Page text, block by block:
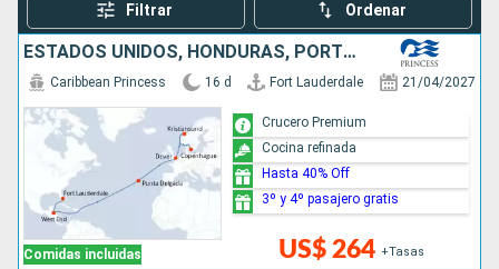
Filtrar Ordenar
ESTADOS UNIDOS, HONDURAS, PORTUGAL, REINO UNIDO, NORUEGA, DINAMARCA
Comidas incluidas
Caribbean Princess 16 d Fort Lauderdale 21/04/2027
US$ 264 +Tasas
Crucero Premium
Cocina refinada
Hasta 40% Off
3º y 4º pasajero gratis